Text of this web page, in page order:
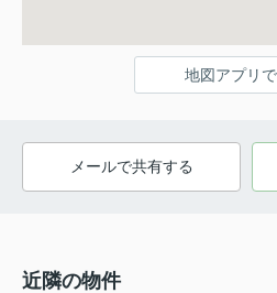
地図アプリ
メールで共有する
近隣の物件